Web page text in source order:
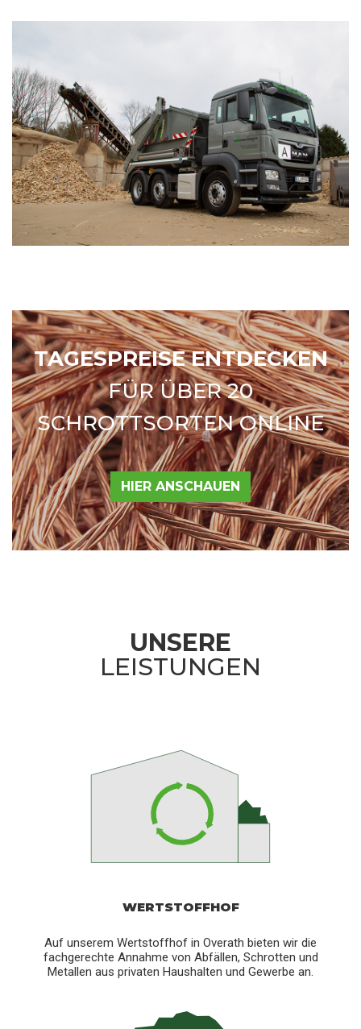
TAGESPREISE ENTDECKEN
FÜR ÜBER 20
SCHROTTSORTEN ONLINE
HIER ANSCHAUEN
UNSERE
LEISTUNGEN
WERTSTOFFHOF
Auf unserem Wertstoffhof in Overath bieten wir die
fachgerechte Annahme von Abfällen, Schrotten und
Metallen aus privaten Haushalten und Gewerbe an.